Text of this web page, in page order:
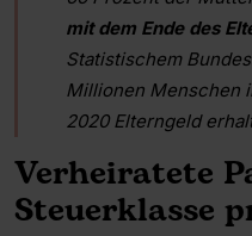
mit dem Ende des
Statistischem
Millionen Menschen
2020 Elterngeld
Verheiratete
Steuerklasse